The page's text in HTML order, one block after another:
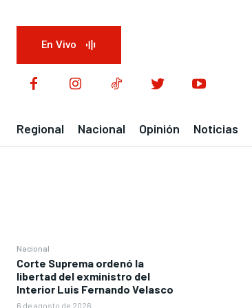
En Vivo
Regional Nacional Opinión Noticias
Nacional
Corte Suprema ordenó la
libertad del exministro del
Interior Luis Fernando Velasco
6 de agosto de 2026